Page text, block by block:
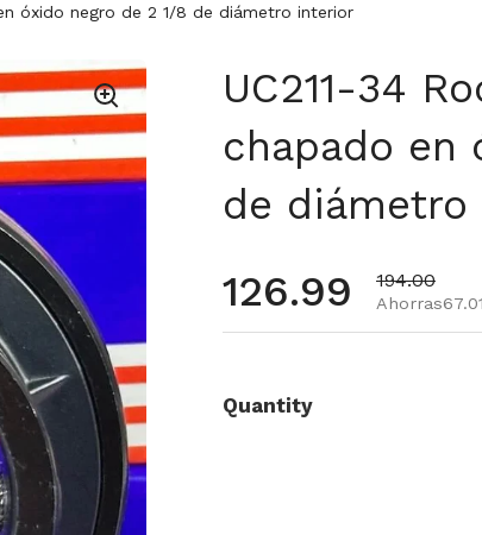
óxido negro de 2 1/8 de diámetro interior
UC211-34
chapado en
de
Precio
126.99 Precio de
194.00
Ahorras67.01
Quantity